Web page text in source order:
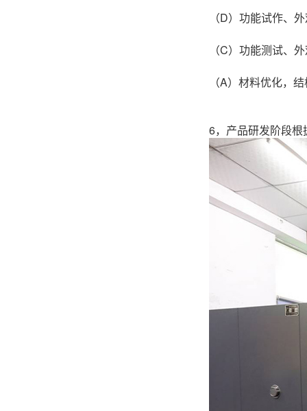
（D）功能试作、
（C）功能测试、
（A）材料优化，
6，产品研发阶段